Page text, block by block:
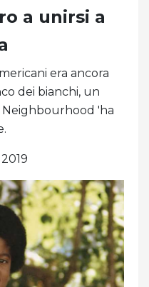
a unirsi a
era ancora
dei bianchi, un
Neighbourhood 'ha